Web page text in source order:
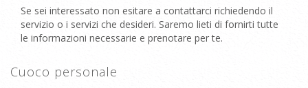
Se sei interessato non esitare a contattarci richiedendo il
servizio o i servizi che desideri. Saremo lieti di fornirti tutte
le informazioni necessarie e prenotare per te.
Cuoco personale